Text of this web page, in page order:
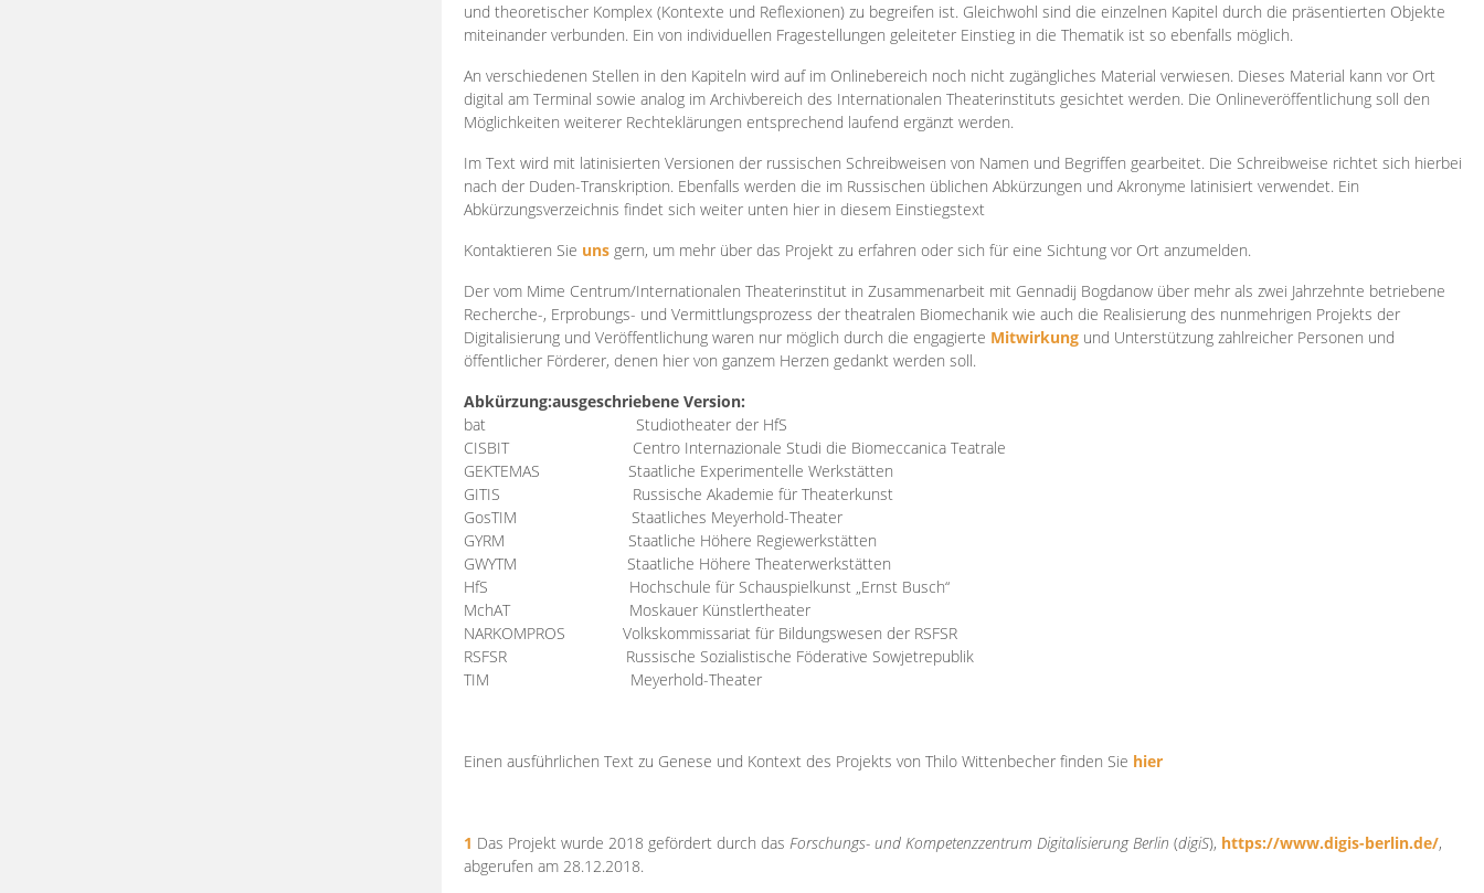
und theoretischer Komplex (Kontexte und Reflexionen) zu begreifen ist. Gleichwohl sind die einzelnen Kapitel durch die präsentierten Objekte
miteinander verbunden. Ein von individuellen Fragestellungen geleiteter Einstieg in die Thematik ist so ebenfalls möglich.
An verschiedenen Stellen in den Kapiteln wird auf im Onlinebereich noch nicht zugängliches Material verwiesen. Dieses Material kann vor Ort
digital am Terminal sowie analog im Archivbereich des Internationalen Theaterinstituts gesichtet werden. Die Onlineveröffentlichung soll den
Möglichkeiten weiterer Rechteklärungen entsprechend laufend ergänzt werden.
Im Text wird mit latinisierten Versionen der russischen Schreibweisen von Namen und Begriffen gearbeitet. Die Schreibweise richtet sich hierbei
nach der Duden-Transkription. Ebenfalls werden die im Russischen üblichen Abkürzungen und Akronyme latinisiert verwendet. Ein
Abkürzungsverzeichnis findet sich weiter unten hier in diesem Einstiegstext
Kontaktieren Sie uns gern, um mehr über das Projekt zu erfahren oder sich für eine Sichtung vor Ort anzumelden.
Der vom Mime Centrum/Internationalen Theaterinstitut in Zusammenarbeit mit Gennadij Bogdanow über mehr als zwei Jahrzehnte betriebene
Recherche-, Erprobungs- und Vermittlungsprozess der theatralen Biomechanik wie auch die Realisierung des nunmehrigen Projekts der
Digitalisierung und Veröffentlichung waren nur möglich durch die engagierte Mitwirkung und Unterstützung zahlreicher Personen und
öffentlicher Förderer, denen hier von ganzem Herzen gedankt werden soll.
Abkürzung:ausgeschriebene Version:
bat
Studiotheater der HfS
CISBIT
Centro Internazionale Studi die Biomeccanica Teatrale
GEKTEMAS
Staatliche Experimentelle Werkstätten
GITIS
Russische Akademie für Theaterkunst
GosTIM
Staatliches Meyerhold-Theater
GYRM
Staatliche Höhere Regiewerkstätten
GWYTM
Staatliche Höhere Theaterwerkstätten
HfS
Hochschule für Schauspielkunst „Ernst Busch“
MchAT
Moskauer Künstlertheater
NARKOMPROS
Volkskommissariat für Bildungswesen der RSFSR
RSFSR
Russische Sozialistische Föderative Sowjetrepublik
TIM Meyerhold-Theater
Einen ausführlichen Text zu Genese und Kontext des Projekts von Thilo Wittenbecher finden Sie hier
1 Das Projekt wurde 2018 gefördert durch das Forschungs- und Kompetenzzentrum DigitalisierungBerlin (digiS), https://www.digis-berlin.de/,
abgerufen am 28.12.2018.